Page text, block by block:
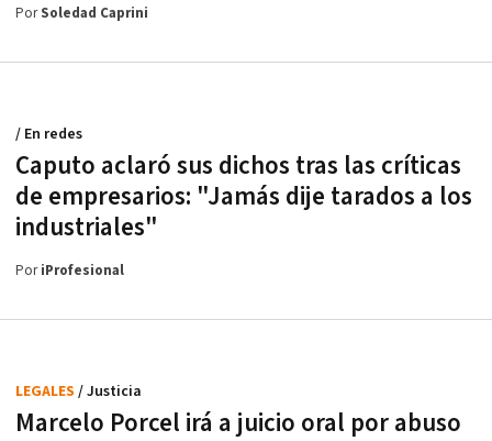
PorSoledad Caprini
Caputo aclaró sus dichos tras las críticas
de empresarios: "Jamás dije tarados a los
industriales"
/ En redes
PoriProfesional
Marcelo Porcel irá a juicio oral por abuso
LEGALES / Justicia